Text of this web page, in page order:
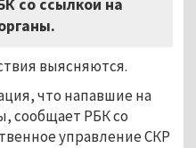
со ссылкой на
выясняются.
что напавшие на
сообщает РБК со
управление СКР